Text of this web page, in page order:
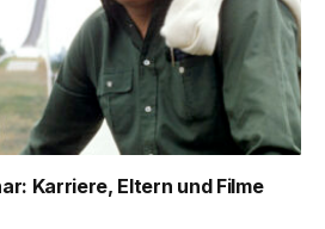
Karriere, Eltern und Filme